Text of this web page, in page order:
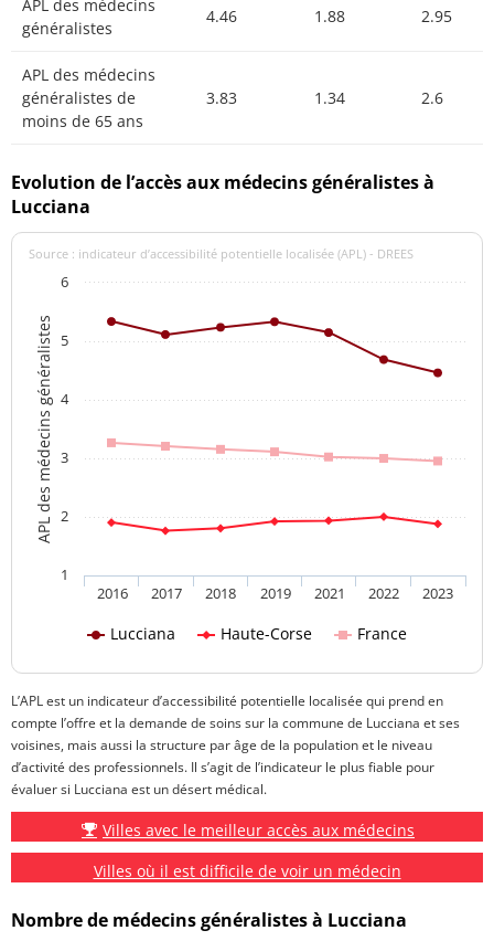
APL des médecins
généralistes
4.46 1.88 2.95
APL des médecins
généralistes de
moins de 65 ans
3.83 1.34 2.6
Evolution de l’accès aux médecins généralistes à
Lucciana
APL des médecins généralistes
Source : indicateur d’accessibilité potentielle localisée (APL) - DREES
Lucciana Haute-Corse France
2016 2017 2018 2019 2021 2022 2023
1
2
3
4
5
6
L’APL est un indicateur d’accessibilité potentielle localisée qui prend en
compte l’offre et la demande de soins sur la commune de Lucciana et ses
voisines, mais aussi la structure par âge de la population et le niveau
d’activité des professionnels. Il s’agit de l’indicateur le plus fiable pour
évaluer si Lucciana est un désert médical.
Villes avec le meilleur accès aux médecins
Villes où il est difficile de voir un médecin
Nombre de médecins généralistes à Lucciana